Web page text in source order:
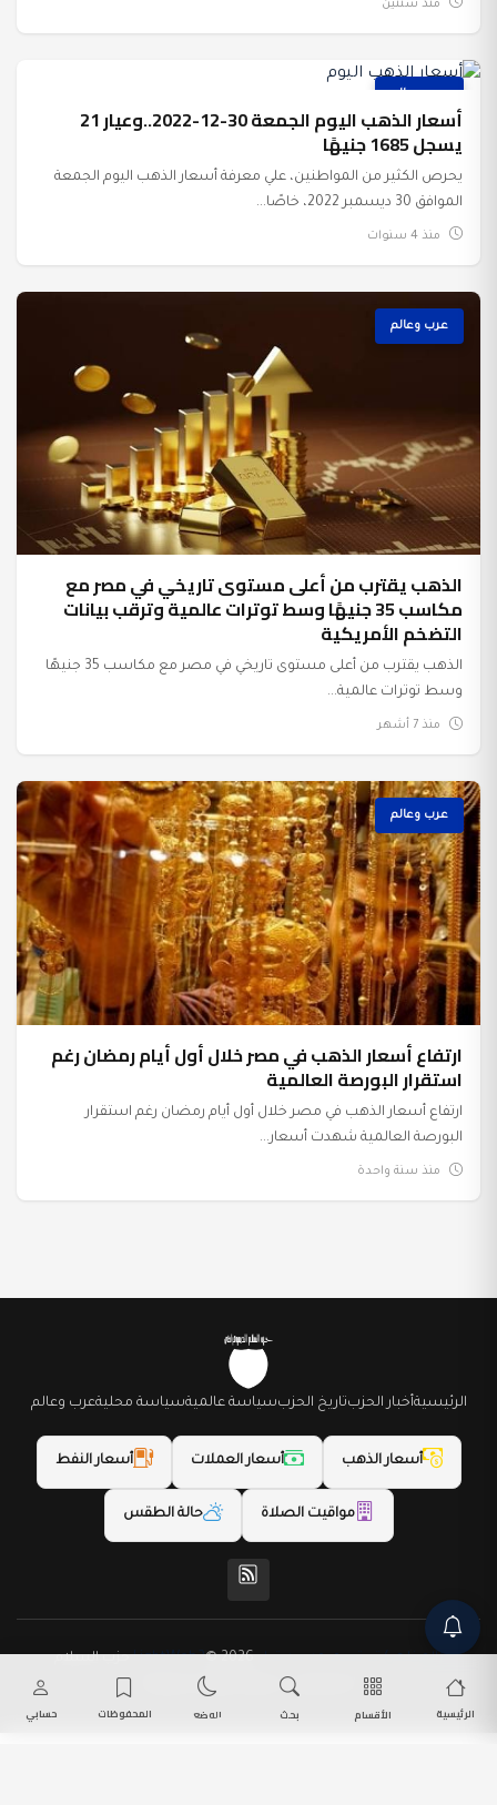
منذ سنتين
عرب وعالم
أسعار الذهب اليوم الجمعة 30-12-2022..وعيار 21
يسجل 1685 جنيهًا
يحرص الكثير من المواطنين، علي معرفة أسعار الذهب اليوم الجمعة
الموافق 30 ديسمبر 2022، خاصًا...
منذ 4 سنوات
عرب وعالم
الذهب يقترب من أعلى مستوى تاريخي في مصر مع
مكاسب 35 جنيهًا وسط توترات عالمية وترقب بيانات
التضخم الأمريكية
الذهب يقترب من أعلى مستوى تاريخي في مصر مع مكاسب 35 جنيهًا
وسط توترات عالمية...
منذ 7 أشهر
عرب وعالم
ارتفاع أسعار الذهب في مصر خلال أول أيام رمضان رغم
استقرار البورصة العالمية
ارتفاع أسعار الذهب في مصر خلال أول أيام رمضان رغم استقرار
البورصة العالمية شهدت أسعار...
منذ سنة واحدة
الرئيسيةأخبار الحزبتاريخ الحزبسياسة عالميةسياسة محليةعرب وعالم
أسعار الذهب أسعار العملات أسعار النفط
مواقيت الصلاة حالة الطقس
(المظهر) تم تصميمه من قِبل LightWeb2
© 2026 حزب السلام
الديمقراطي. جميع الحقوق محفوظة.
الرئيسية الأقسام بحث الوضع المحفوظات حسابي